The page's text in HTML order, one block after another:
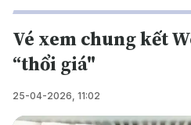
Vé xem chung kết
“thổi giá"
25-04-2026, 11:02